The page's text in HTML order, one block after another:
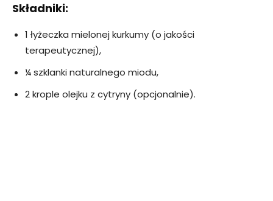
Składniki:
1 łyżeczka mielonej kurkumy (o jakości
terapeutycznej),
¼ szklanki naturalnego miodu,
2 krople olejku z cytryny (opcjonalnie).